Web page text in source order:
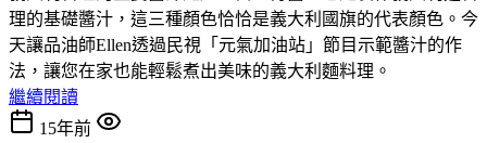
理的基礎醬汁，這三種顏色恰恰是義大利國旗的代表顏色。今
天讓品油師Ellen透過民視「元氣加油站」節目示範醬汁的作
法，讓您在家也能輕鬆煮出美味的義大利麵料理。
繼續閱讀
15年前